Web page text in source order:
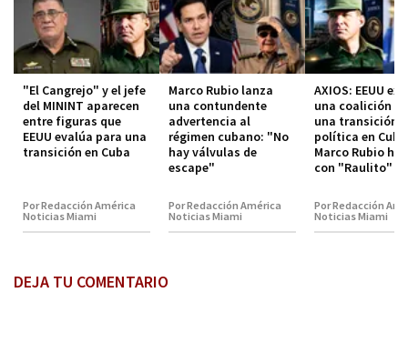
"El Cangrejo" y el jefe
del MININT aparecen
entre figuras que
EEUU evalúa para una
transición en Cuba
Por Redacción América
Noticias Miami
Marco Rubio lanza
una contundente
advertencia al
régimen cubano: "No
hay válvulas de
escape"
Por Redacción América
Noticias Miami
AXIOS: EEUU
una coalición
una transición
política en
Marco Rubio
con "Raulito"
Por Redacción
Noticias Miami
DEJA TU COMENTARIO